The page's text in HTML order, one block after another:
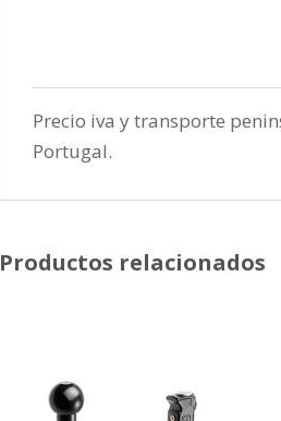
Precio iva y transporte
Portugal.
Productos relacionados